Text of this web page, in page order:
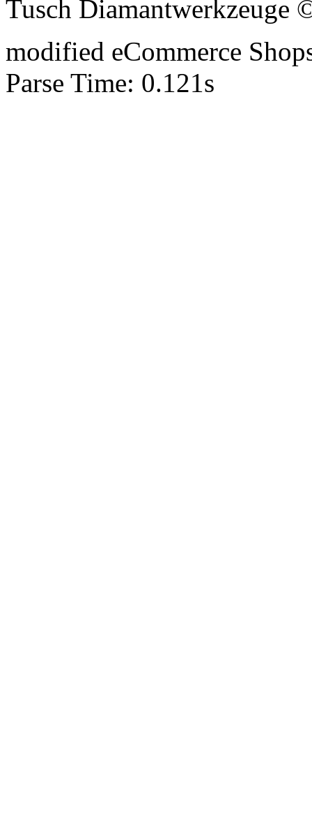
Tusch Diamantwerkzeuge
modified eCommerce
Parse Time: 0.121s